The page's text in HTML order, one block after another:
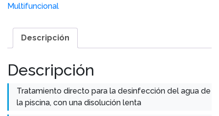
Multifuncional
Descripción
Descripción
Tratamiento directo para la desinfección del agua de
la piscina, con una disolución lenta